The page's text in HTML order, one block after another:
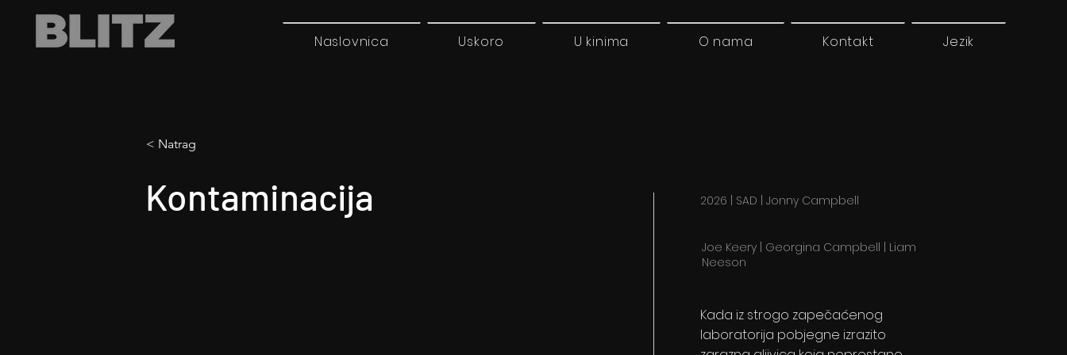
Naslovnica Uskoro U kinima O nama Kontakt Jezik
< Natrag
Kontaminacija 2026 | SAD | Jonny Campbell
Joe Keery | Georgina Campbell | Liam
Neeson
Kada iz strogo zapečaćenog
laboratorija pobjegne izrazito